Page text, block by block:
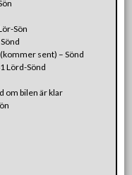
Sön
sent) – Sönd
Lörd-Sönd
om bilen är klar